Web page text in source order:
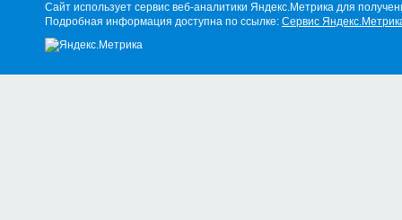
Сайт использует сервис веб-аналитики Яндекс.Метрика для
Подробная информация доступна по ссылке: Сервис